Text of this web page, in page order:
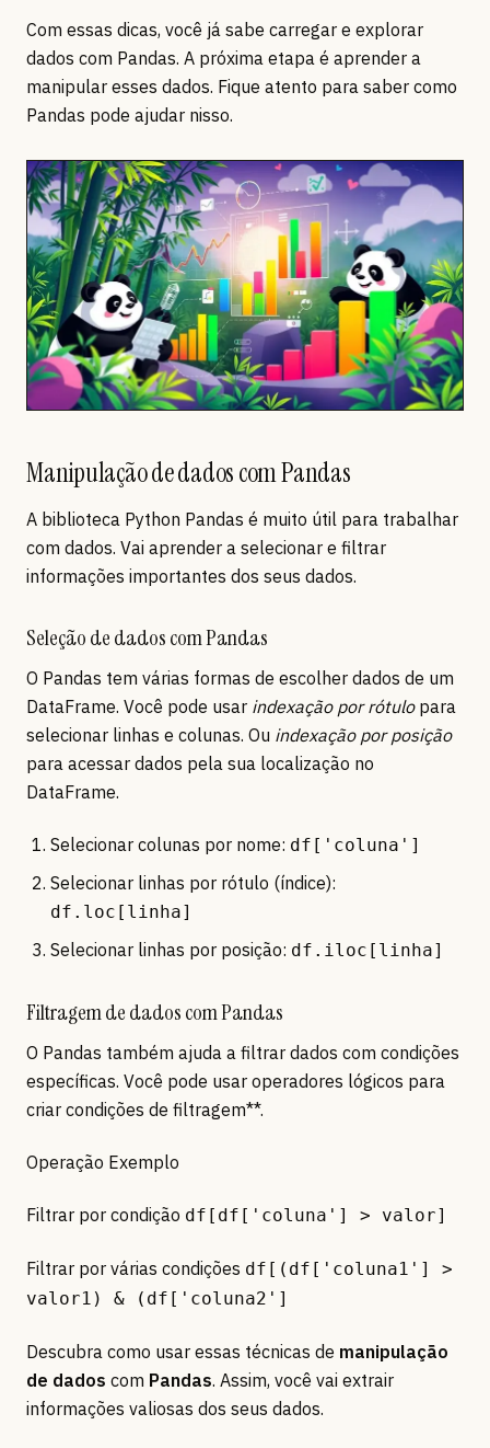
Com essas dicas, você já sabe carregar e explorar
dados com Pandas. A próxima etapa é aprender a
manipular esses dados. Fique atento para saber como
Pandas pode ajudar nisso.
Manipulação de dados com Pandas
A biblioteca Python Pandas é muito útil para trabalhar
com dados. Vai aprender a selecionar e filtrar
informações importantes dos seus dados.
Seleção de dados com Pandas
O Pandas tem várias formas de escolher dados de um
DataFrame. Você pode usar indexação por rótulopara
selecionar linhas e colunas. Ou indexação por posição
para acessar dados pela sua localização no
DataFrame.
Selecionar colunas por nome: df['coluna']
Selecionar linhas por rótulo (índice):
df.loc[linha]
Selecionar linhas por posição: df.iloc[linha]
Filtragem de dados com Pandas
O Pandas também ajuda a filtrar dados com condições
específicas. Você pode usar operadores lógicos para
criar condições de filtragem**.
Operação Exemplo
Filtrar por condição df[df['coluna'] > valor]
Filtrar por várias condições df[(df['coluna1'] >
valor1) & (df['coluna2']
Descubra como usar essas técnicas de manipulação
de dados com Pandas. Assim, você vai extrair
informações valiosas dos seus dados.